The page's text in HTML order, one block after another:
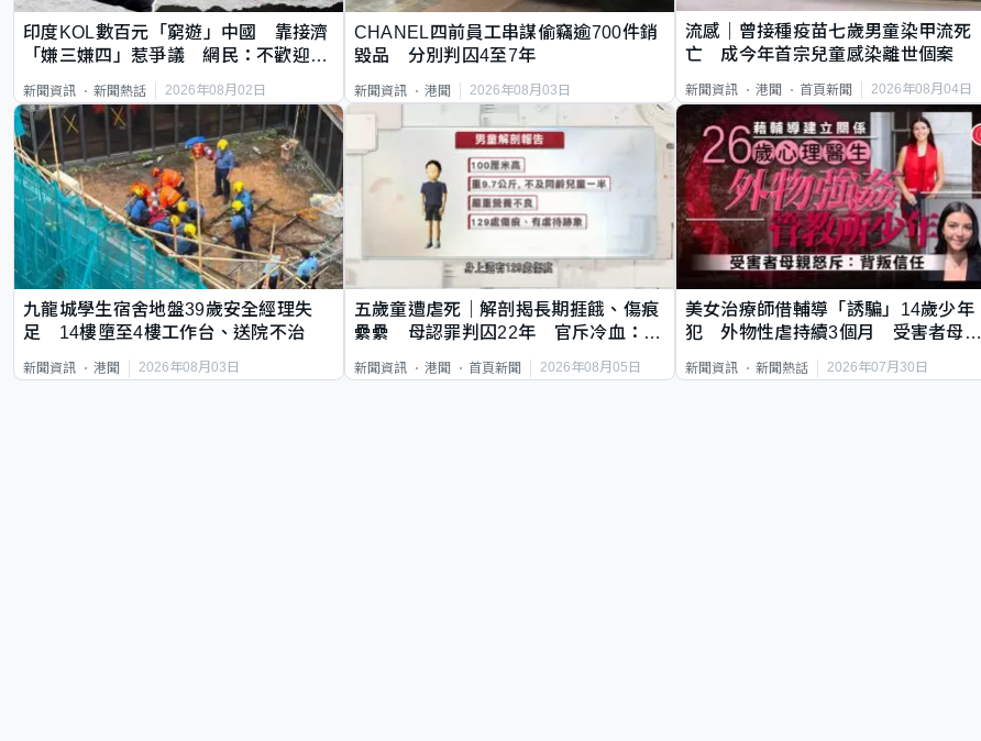
印度KOL數百元「窮遊」中國 靠接濟
「嫌三嫌四」惹爭議 網民：不歡迎劣
新聞資訊 新聞熱話 2026年08月02日
CHANEL四前員工串謀偷竊逾700件銷
毀品 分別判囚4至7年
新聞資訊 港聞 2026年08月03日
流感｜曾接種疫苗七歲男童染甲流死
亡 成今年首宗兒童感染離世個案
新聞資訊 港聞 首頁新聞 2026年08月04日
九龍城學生宿舍地盤39歲安全經理失
足 14樓墮至4樓工作台、送院不治
新聞資訊 港聞 2026年08月03日
五歲童遭虐死｜解剖揭長期捱餓、傷痕
纍纍 母認罪判囚22年 官斥冷血：同
新聞資訊 港聞 首頁新聞 2026年08月05日
美女治療師借輔導「誘騙」14歲少年
犯 外物性虐持續3個月 受害者母：
新聞資訊 新聞熱話 2026年07月30日